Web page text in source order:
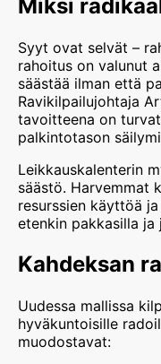
Miksi
Syyt ovat selvät –
rahoitus on valunut
säästää ilman että
Ravikilpailujohtaja
tavoitteena on
palkintotason
Leikkauskalenterin
säästö. Harvemmat
resurssien käyttöä
etenkin pakkasilla ja
Kahdeksan
Uudessa mallissa
hyväkuntoisille
muodostavat: